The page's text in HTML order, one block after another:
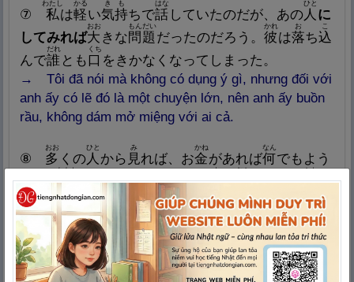
⑦ 私
わたし
は軽
かる
い気持
きも
ちで話
はな
していたのだが、あの 人
ひと
に
してみれば大
おお
きな問 題
もんだい
だったのだろう。 彼
かれ
は落
お
ち込
こ
んで誰
だれ
とも 口
くち
をきかなくなってしまった。
→ Tôi đã nói mà không có dụng ý gì, nhưng đối với
anh ấy có lẽ đó là một chuyện lớn, nên anh ấy buồn
rầu, không dám mở miệng với ai cả.
⑧ 多
おお
くの 人
ひと
から 見
み
れば、お金
かね
があれば何
なん
でもよう
だが、私
わたし
はにしてみれば、この世
よ
の中
なか
には、お金
かね
だ
けですまないことがたくさんある。
→ Với nhiều người, có vẻ chỉ cần có tiền là được,
nhưng đối với tôi thì trên đời này có rất nhiều thứ
không thể giải quyết bằng tiền.